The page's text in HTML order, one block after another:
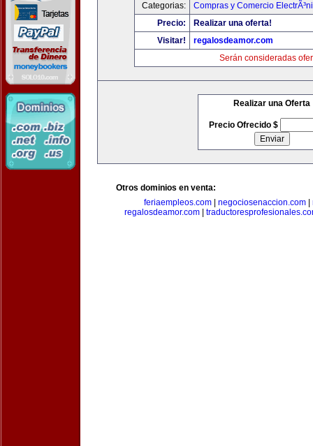
Categorias:
Compras y Comercio
Precio:
Realizar una oferta!
Visitar!
regalosdeamor.com
Serán consideradas
Realizar una Oferta
Precio Ofrecido $
Otros dominios en venta:
feriaempleos.com
negociosenaccion.com
regalosdeamor.com